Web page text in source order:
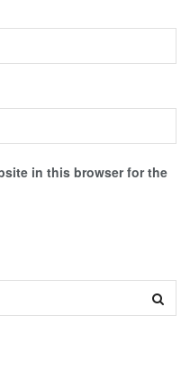
in this browser for the